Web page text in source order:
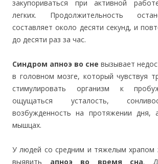
закупориваться при активной
легких. Продолжительность
составляет около десяти секунд, и
до десяти раз за час.
Синдром апноэ во сне вызывает
в головном мозге, который чувствуя
стимулировать организм к
ощущаться усталость,
возбужденность на протяжении
мышцах.
У людей со средним и тяжелым храпом
выявить апноэ во время сна.